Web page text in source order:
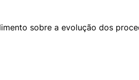
sobre a evolução dos